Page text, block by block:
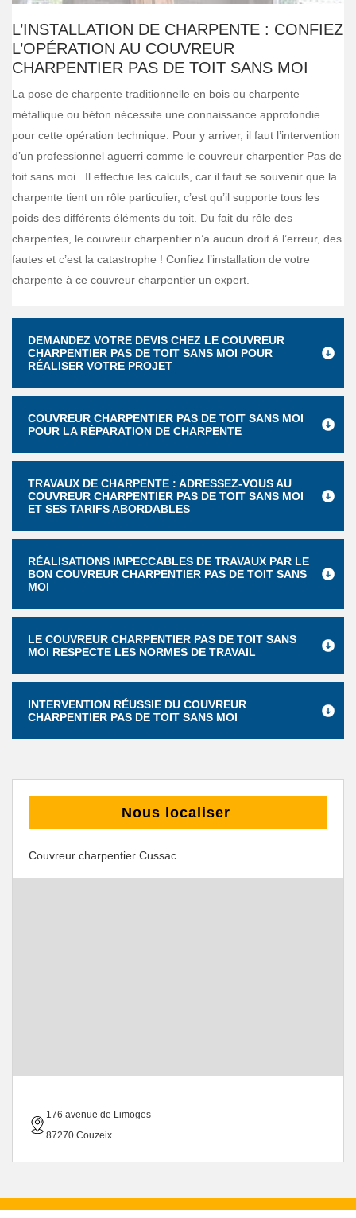
L’INSTALLATION DE CHARPENTE : CONFIEZ
L’OPÉRATION AU COUVREUR
CHARPENTIER PAS DE TOIT SANS MOI
La pose de charpente traditionnelle en bois ou charpente
métallique ou béton nécessite une connaissance approfondie
pour cette opération technique. Pour y arriver, il faut l’intervention
d’un professionnel aguerri comme le couvreur charpentier Pas de
toit sans moi . Il effectue les calculs, car il faut se souvenir que la
charpente tient un rôle particulier, c’est qu’il supporte tous les
poids des différents éléments du toit. Du fait du rôle des
charpentes, le couvreur charpentier n’a aucun droit à l’erreur, des
fautes et c’est la catastrophe ! Confiez l’installation de votre
charpente à ce couvreur charpentier un expert.
DEMANDEZ VOTRE DEVIS CHEZ LE COUVREUR
CHARPENTIER PAS DE TOIT SANS MOI POUR
RÉALISER VOTRE PROJET
COUVREUR CHARPENTIER PAS DE TOIT SANS MOI
POUR LA RÉPARATION DE CHARPENTE
TRAVAUX DE CHARPENTE : ADRESSEZ-VOUS AU
COUVREUR CHARPENTIER PAS DE TOIT SANS MOI
ET SES TARIFS ABORDABLES
RÉALISATIONS IMPECCABLES DE TRAVAUX PAR LE
BON COUVREUR CHARPENTIER PAS DE TOIT SANS
MOI
LE COUVREUR CHARPENTIER PAS DE TOIT SANS
MOI RESPECTE LES NORMES DE TRAVAIL
INTERVENTION RÉUSSIE DU COUVREUR
CHARPENTIER PAS DE TOIT SANS MOI
Nous localiser
Couvreur charpentier Cussac
176 avenue de Limoges
87270 Couzeix